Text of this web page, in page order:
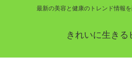
最新の美容と健康のトレンド情報
きれいに生きる